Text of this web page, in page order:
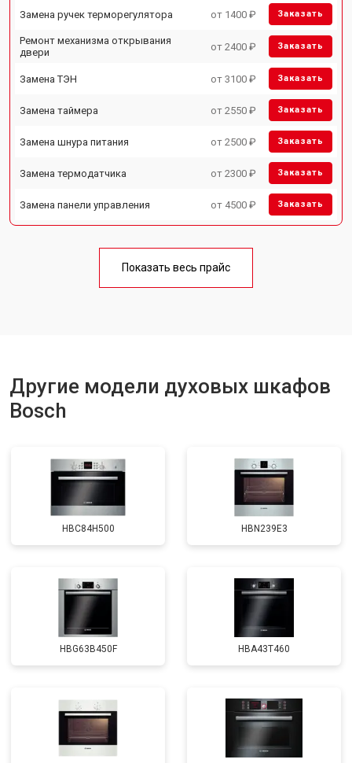
Замена ручек терморегулятора от 1400 ₽ Заказать
Ремонт механизма открывания
двери
от 2400 ₽ Заказать
Замена ТЭН от 3100 ₽ Заказать
Замена таймера от 2550 ₽ Заказать
Замена шнура питания от 2500 ₽ Заказать
Замена термодатчика от 2300 ₽ Заказать
Замена панели управления от 4500 ₽ Заказать
Показать весь прайс
Другие модели духовых шкафов
Bosch
HBC84H500 HBN239E3
HBG63B450F HBA43T460